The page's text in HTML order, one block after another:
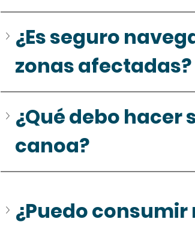
¿Es seguro
zonas afectadas?
¿Qué debo hacer
canoa?
¿Puedo